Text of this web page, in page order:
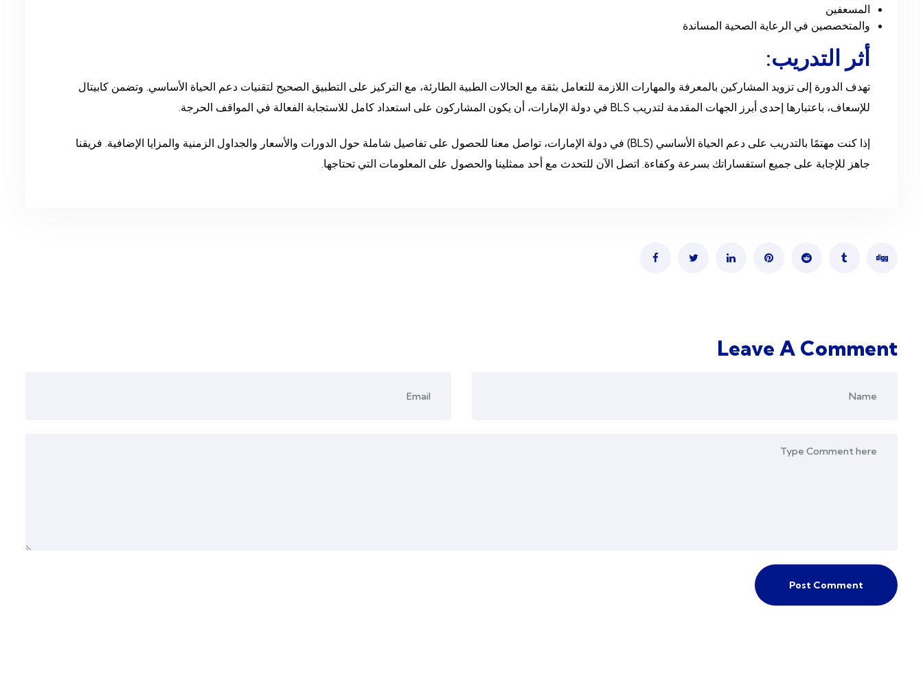
المسعفين
والمتخصصين في الرعاية الصحية المساندة
أثر التدريب:
تهدف الدورة إلى تزويد المشاركين بالمعرفة والمهارات اللازمة للتعامل بثقة مع الحالات الطبية الطارئة، مع التركيز على التطبيق الصحيح لتقنيات دعم الحياة الأساسي. وتضمن كابيتال
للإسعاف، باعتبارها إحدى أبرز الجهات المقدمة لتدريب BLS في دولة الإمارات، أن يكون المشاركون على استعداد كامل للاستجابة الفعالة في المواقف الحرجة.
إذا كنت مهتمًا بالتدريب على دعم الحياة الأساسي (BLS) في دولة الإمارات، تواصل معنا للحصول على تفاصيل شاملة حول الدورات والأسعار والجداول الزمنية والمزايا الإضافية. فريقنا
جاهز للإجابة على جميع استفساراتك بسرعة وكفاءة. اتصل الآن للتحدث مع أحد ممثلينا والحصول على المعلومات التي تحتاجها.
Leave A Comment
Post Comment